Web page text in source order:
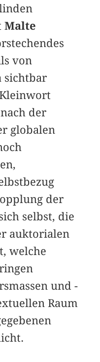
Malte
von
sichtbar
der
globalen
der
selbst, die
auktorialen
welche
und -
Raum